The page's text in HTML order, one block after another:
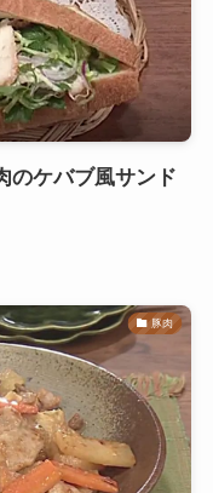
のケバブ風サンド
豚肉